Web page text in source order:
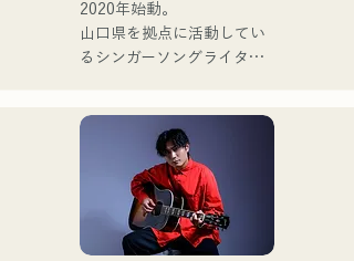
ゴットタレント」で日本人
の芸人史上初のゴールデン
ブザーを獲得し、その後ス
もゴールデンブザーを獲得
した、ノボせもんなべの応
援歌「ゴールデンブザー」
や、アメリカ留学時代の心
友とコライトした本格的カ
ントリーソング「Life Goes
2020年始動。
山口県を拠点に活動してい
るシンガーソングライター
ユニット
コロナ禍に入り、音楽で山
口県を盛り上げたいという
思いからユニットを始動。
当初は動画配信サイトでの
活動のみだったが、2020年